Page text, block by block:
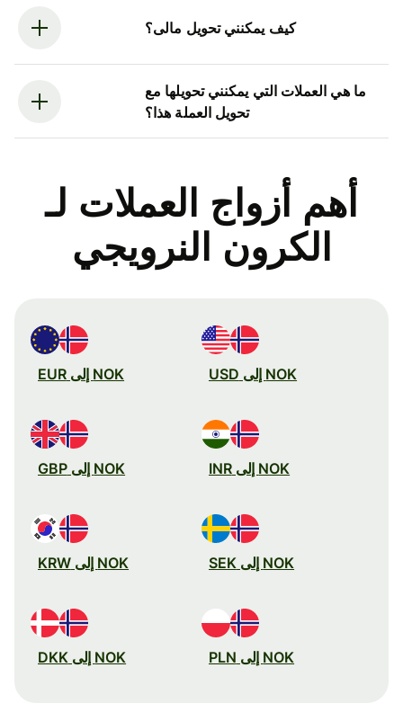
كيف يمكنني تحويل مالى؟
ما هي العملات التي يمكنني تحويلها مع
تحويل العملة هذا؟
أهم أزواج العملات لـ
الكرون النرويجي
NOK إلى USD NOK إلى EUR
NOK إلى INR NOK إلى GBP
NOK إلى SEK NOK إلى KRW
NOK إلى PLN NOK إلى DKK